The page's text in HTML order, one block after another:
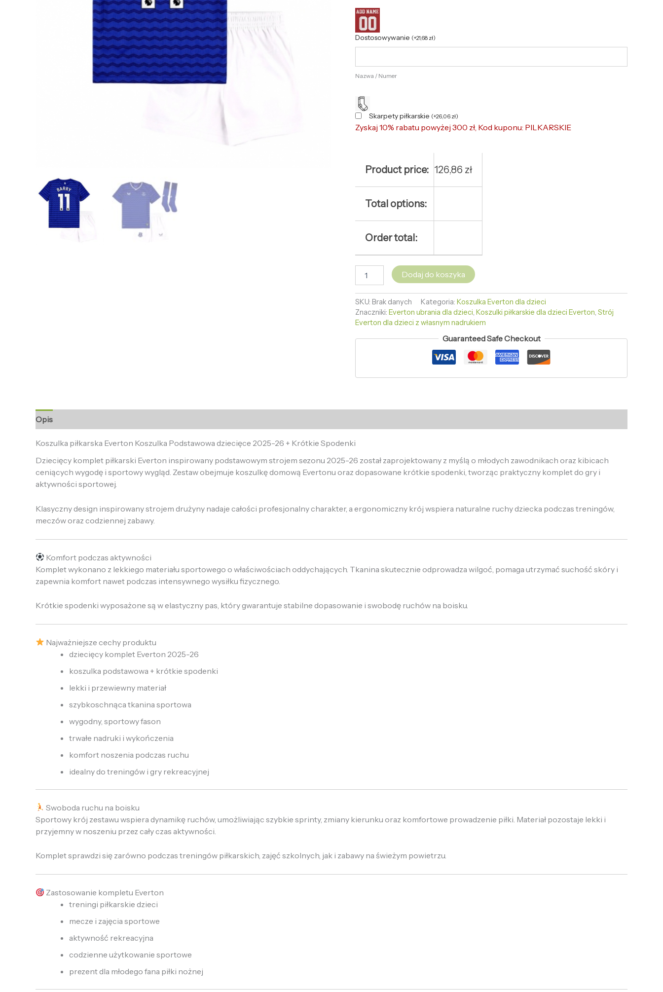
Dostosowywanie (+21,68 zł)
Nazwa / Numer
Skarpety piłkarskie (+26,06 zł)
Zyskaj 10% rabatu powyżej 300 zł, Kod kuponu: PILKARSKIE
Product price: 126,86 zł
Total options:
Order total:
Dodaj do koszyka
SKU: Brak danych Kategoria: Koszulka Everton dla dzieci
Znaczniki: Everton ubrania dla dzieci, Koszulki piłkarskie dla dzieci Everton, Strój
Everton dla dzieci z własnym nadrukiem
Guaranteed Safe Checkout
Opis
Koszulka piłkarska Everton Koszulka Podstawowa dziecięce 2025-26 + Krótkie Spodenki
Dziecięcy komplet piłkarski Everton inspirowany podstawowym strojem sezonu 2025-26 został zaprojektowany z myślą o młodych zawodnikach oraz kibicach
ceniących wygodę i sportowy wygląd. Zestaw obejmuje koszulkę domową Evertonu oraz dopasowane krótkie spodenki, tworząc praktyczny komplet do gry i
aktywności sportowej.
Klasyczny design inspirowany strojem drużyny nadaje całości profesjonalny charakter, a ergonomiczny krój wspiera naturalne ruchy dziecka podczas treningów,
meczów oraz codziennej zabawy.
Komfort podczas aktywności
Komplet wykonano z lekkiego materiału sportowego o właściwościach oddychających. Tkanina skutecznie odprowadza wilgoć, pomaga utrzymać suchość skóry i
zapewnia komfort nawet podczas intensywnego wysiłku fizycznego.
Krótkie spodenki wyposażone są w elastyczny pas, który gwarantuje stabilne dopasowanie i swobodę ruchów na boisku.
Najważniejsze cechy produktu
dziecięcy komplet Everton 2025-26
koszulka podstawowa + krótkie spodenki
lekki i przewiewny materiał
szybkoschnąca tkanina sportowa
wygodny, sportowy fason
trwałe nadruki i wykończenia
komfort noszenia podczas ruchu
idealny do treningów i gry rekreacyjnej
Swoboda ruchu na boisku
Sportowy krój zestawu wspiera dynamikę ruchów, umożliwiając szybkie sprinty, zmiany kierunku oraz komfortowe prowadzenie piłki. Materiał pozostaje lekki i
przyjemny w noszeniu przez cały czas aktywności.
Komplet sprawdzi się zarówno podczas treningów piłkarskich, zajęć szkolnych, jak i zabawy na świeżym powietrzu.
Zastosowanie kompletu Everton
treningi piłkarskie dzieci
mecze i zajęcia sportowe
aktywność rekreacyjna
codzienne użytkowanie sportowe
prezent dla młodego fana piłki nożnej